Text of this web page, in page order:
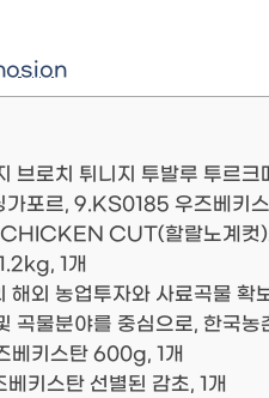
브로치 튀니지 투발루 투르
가포르, 9.KS0185 우즈베키
CUT(할랄노계컷)
1개
해외 농업투자와 사료곡물
곡물분야를 중심으로, 한국농
베키스탄 600g, 1개
키스탄 선별된 감초, 1개